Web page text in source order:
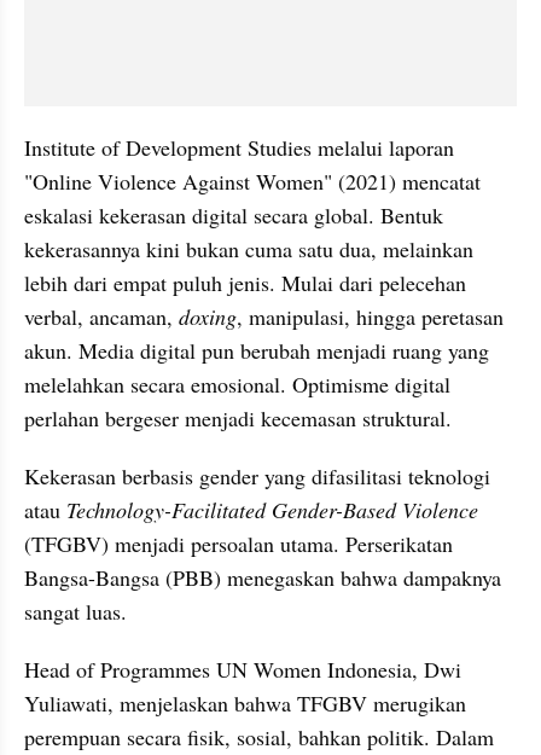
Institute of Development Studies melalui laporan
"Online Violence Against Women" (2021) mencatat
eskalasi kekerasan digital secara global. Bentuk
kekerasannya kini bukan cuma satu dua, melainkan
lebih dari empat puluh jenis. Mulai dari pelecehan
verbal, ancaman, doxing, manipulasi, hingga peretasan
akun. Media digital pun berubah menjadi ruang yang
melelahkan secara emosional. Optimisme digital
perlahan bergeser menjadi kecemasan struktural.
Kekerasan berbasis gender yang difasilitasi teknologi
atau Technology-Facilitated Gender-Based Violence
(TFGBV) menjadi persoalan utama. Perserikatan
Bangsa-Bangsa (PBB) menegaskan bahwa dampaknya
sangat luas.
Head of Programmes UN Women Indonesia, Dwi
Yuliawati, menjelaskan bahwa TFGBV merugikan
perempuan secara fisik, sosial, bahkan politik. Dalam